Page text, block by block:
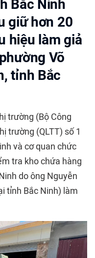
Bắc Ninh
giữ hơn 20
hiệu làm giả
Võ
tỉnh Bắc
trường (Bộ Công
trường (QLTT) số 1
và cơ quan chức
tra kho chứa hàng
do ông Nguyễn
tỉnh Bắc Ninh) làm